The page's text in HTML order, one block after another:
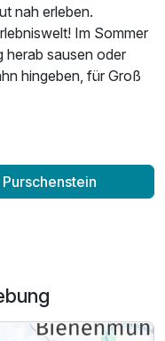
p.P. ab265,00 €
nah erleben.
Im Sommer
herab sausen oder
hingeben, für Groß